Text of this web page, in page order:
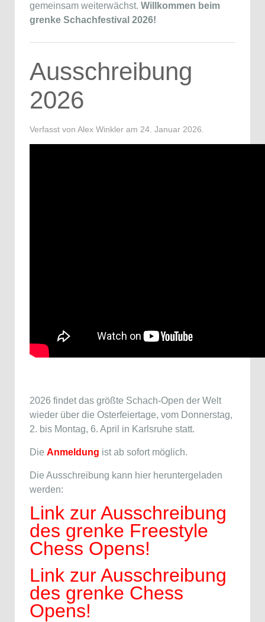
gemeinsam weiterwächst. Willkommen beim
grenke Schachfestival 2026!
Ausschreibung
2026
Verfasst von Alex Winkler am 24. Januar 2026
2026 findet das größte Schach-Open der Welt
wieder über die Osterfeiertage, vom Donnerstag,
2. bis Montag, 6. April in Karlsruhe statt.
Die Anmeldung ist ab sofort möglich.
Die Ausschreibung kann hier heruntergeladen
werden:
Link zur Ausschreibung
des grenke Freestyle
Chess Opens!
Link zur Ausschreibung
des grenke Chess
Opens!